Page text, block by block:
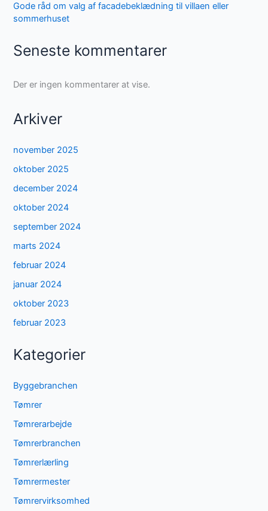
Gode råd om valg af facadebeklædning til villaen eller
sommerhuset
Seneste kommentarer
Der er ingen kommentarer at vise.
Arkiver
november 2025
oktober 2025
december 2024
oktober 2024
september 2024
marts 2024
februar 2024
januar 2024
oktober 2023
februar 2023
Kategorier
Byggebranchen
Tømrer
Tømrerarbejde
Tømrerbranchen
Tømrerlærling
Tømrermester
Tømrervirksomhed